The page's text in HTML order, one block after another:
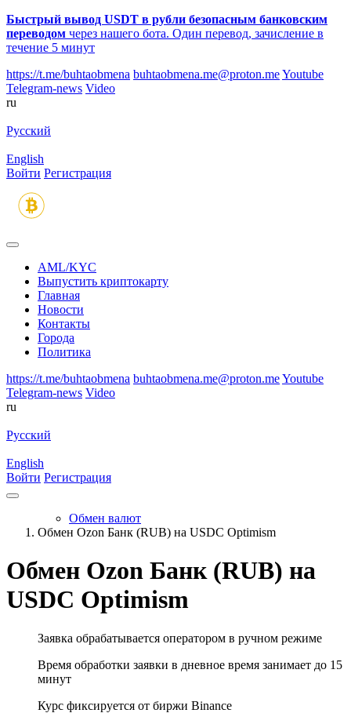
Быстрый вывод USDT в рубли безопасным банковским
переводом через нашего бота. Один перевод, зачисление в
течение 5 минут
https://t.me/buhtaobmena buhtaobmena.me@proton.meYoutube
Telegram-news Video
ru
Русский
English
Войти Регистрация
AML/KYC
Выпустить криптокарту
Главная
Новости
Контакты
Города
Политика
https://t.me/buhtaobmena buhtaobmena.me@proton.meYoutube
Telegram-news Video
ru
Русский
English
Войти Регистрация
Обмен валют
Обмен Ozon Банк (RUB) на USDC Optimism
Обмен Ozon Банк (RUB) на
USDC Optimism
Заявка обрабатывается оператором в ручном режиме
Время обработки заявки в дневное время занимает до 15
минут
Курс фиксируется от биржи Binance